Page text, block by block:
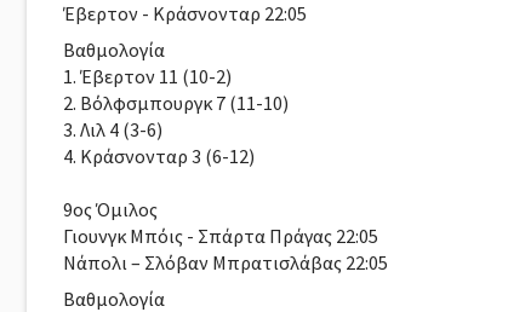
Έβερτον - Κράσνονταρ 22:05
Βαθμολογία
1. Έβερτον 11 (10-2)
2. Βόλφσμπουργκ 7 (11-10)
3. Λιλ 4 (3-6)
4. Κράσνονταρ 3 (6-12)
9oς Όμιλος
Γιουνγκ Μπόις - Σπάρτα Πράγας 22:05
Νάπολι – Σλόβαν Μπρατισλάβας 22:05
Βαθμολογία